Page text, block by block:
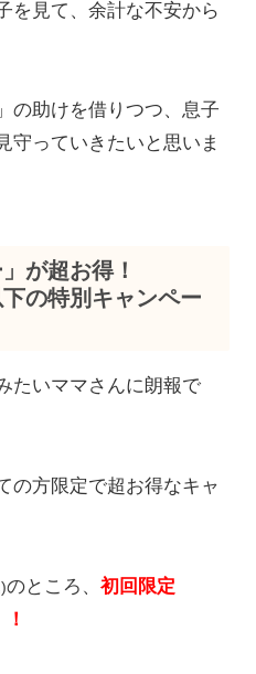
を見て、 余計な不安から
の助けを借りつつ、息子
守っていきたいと思いま
が超お得！
の特別キャンペー
たいママさんに朗報で
の方限定で超お得なキャ
のところ、 初回限定
！